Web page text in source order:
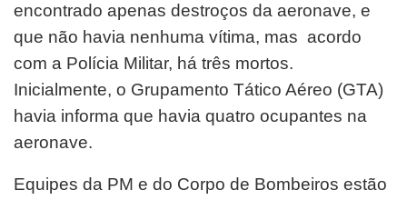
encontrado apenas destroços da aeronave, e
que não havia nenhuma vítima, mas acordo
com a Polícia Militar, há três mortos.
Inicialmente, o Grupamento Tático Aéreo (GTA)
havia informa que havia quatro ocupantes na
aeronave.
Equipes da PM e do Corpo de Bombeiros estão